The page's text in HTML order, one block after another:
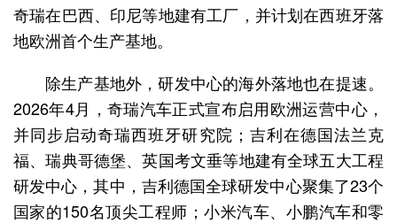
奇瑞在巴西、印尼等地建有工厂，并计划在西班牙落
地欧洲首个生产基地。
除生产基地外，研发中心的海外落地也在提速。
2026年4月，奇瑞汽车正式宣布启用欧洲运营中心，
并同步启动奇瑞西班牙研究院；吉利在德国法兰克
福、瑞典哥德堡、英国考文垂等地建有全球五大工程
研发中心，其中，吉利德国全球研发中心聚集了23个
国家的150名顶尖工程师；小米汽车、小鹏汽车和零